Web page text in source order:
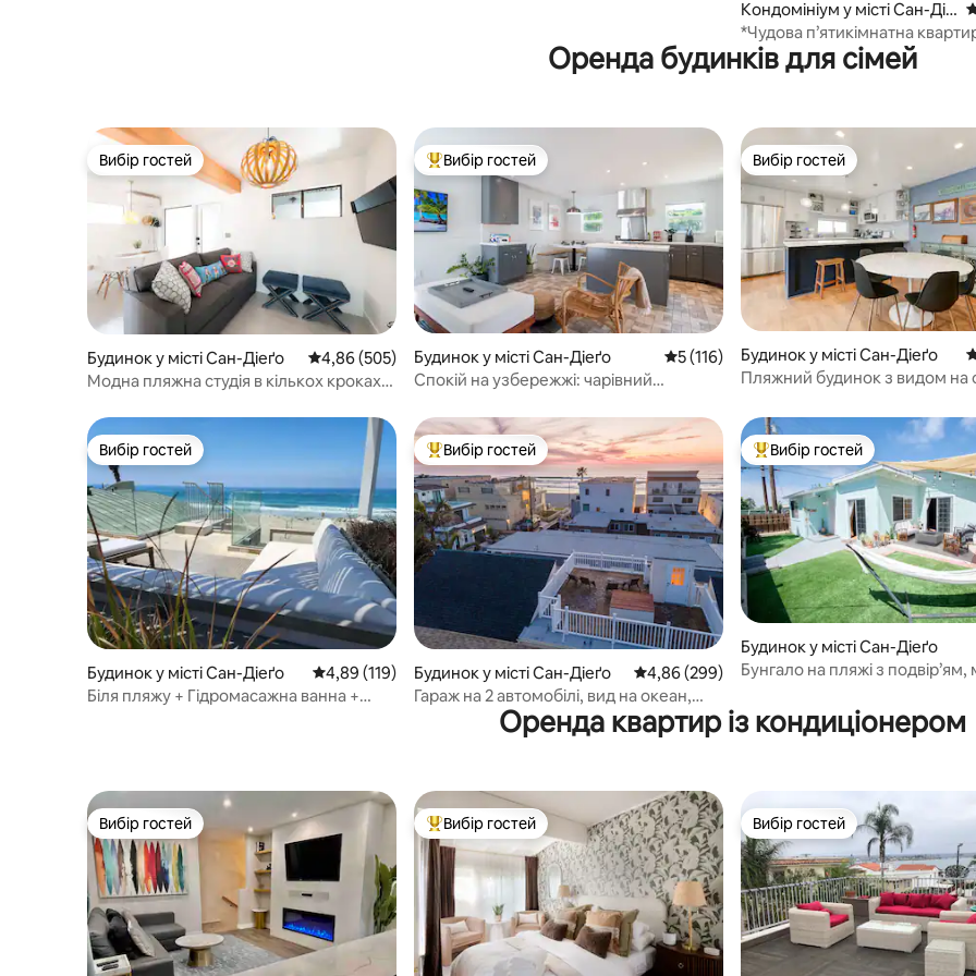
Кондомініум у місті Сан-Діе
ґо
*Чудова п’ятикімнатна
океану (№5)
Оренда будинків для сімей
Вибір гостей
Вибір гостей
Будинок у місті Сан-Діеґо Середня оцінка: 4,86 з 5, відгуки: 505
4,86 (505)
Модна пляжна студія в кількох кроках
Топ вибір гостей
Вибір гостей
Будинок у місті Сан-Діеґо Середня оцінка: 5 з 5, відгуки: 116
5 (116)
Спокій на узбережжі: чарівний
Вибір гостей
Вибір гостей
Будинок у місті Сан-Діеґо
Пляжний будинок з видом на
Вибір гостей
Вибір гостей
Будинок у місті Сан-Діеґо Середня оцінка: 4,89 з 5, відгуки: 119
4,89 (119)
Біля пляжу + Гідромасажна ванна +
Топ вибір гостей
Вибір гостей
Будинок у місті Сан-Діеґо Середня оцінка: 4,86 з 5, відгуки: 299
4,86 (299)
Гараж на 2 автомобілі, вид на океан,
кондиціонер, 30 секунд до піску!
Топ вибір гостей
Вибір гостей
Будинок у місті Сан-Діеґо
Бунгало на пляжі з подвір’ям,
Оренда квартир із кондиціонером
Вибір гостей
Вибір гостей Топ вибір гостей
Вибір гостей Вибір гостей
Вибір гостей